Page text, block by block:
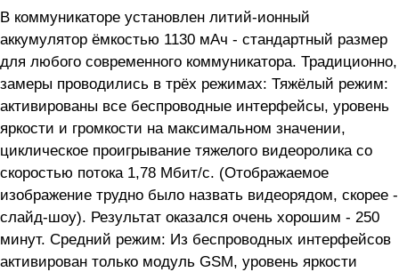
В коммуникаторе установлен литий-ионный
аккумулятор ёмкостью 1130 мАч - стандартный размер
для любого современного коммуникатора. Традиционно,
замеры проводились в трёх режимах: Тяжёлый режим:
активированы все беспроводные интерфейсы, уровень
яркости и громкости на максимальном значении,
циклическое проигрывание тяжелого видеоролика со
скоростью потока 1,78 Мбит/с. (Отображаемое
изображение трудно было назвать видеорядом, скорее -
слайд-шоу). Результат оказался очень хорошим - 250
минут. Средний режим: Из беспроводных интерфейсов
активирован только модуль GSM, уровень яркости